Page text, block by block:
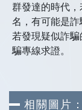
群發達的時代
名，有可能是詐
若發現疑似詐
騙專線求證。
相關圖片：